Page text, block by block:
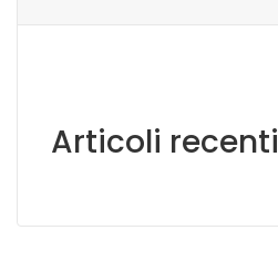
Articoli recenti